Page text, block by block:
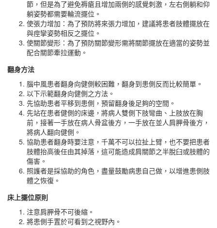
節，但是為了避免褥瘡且增加兩側的感覺刺激，左右側躺和仰
躺姿勢都需要輪流擺位。
使張力增加：為了預防將來張力增加，建議將患者肢體擺放在
與痙攣姿勢相反之擺位。
使關節變形：為了預防關節變形需將關節擺放在適當的姿勢並
配合關節牽拉運動。
翻身方法
腦中風患者翻身向健側較困難，翻身到患側反而比較簡單。
以下示範翻身向健側之方法。
先協助患者平移到患側，預留翻身後足夠的空間。
先站在患者健側的床邊，將病人雙側下肢彎曲、上肢放在胸
前，接著一手放在病人骨盆後方，一手放在並人肩胛骨後方，
將病人翻向健側。
協助患者翻身時要注意，千萬不可以拉扯上臂，也不要把患者
肢體抬高後任由其掉落，這可能造成肩關節之半脫臼或肢體的
傷害。
照護者是採協助的角色，盡量鼓勵病患自己做，以增進患側肢
體之恢復。
床上擺位原則
注意肩胛骨不可後縮。
將患側手置於可看到之視野內。